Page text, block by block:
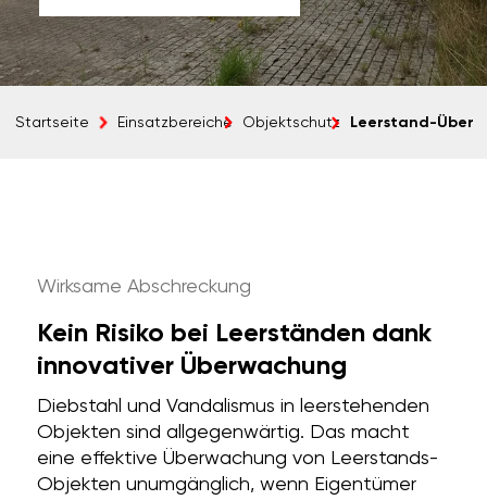
Startseite Einsatzbereiche Objektschutz Leerstand-
Wirksame Abschreckung
Kein Risiko bei Leerständen dank
innovativer Überwachung
Diebstahl und Vandalismus in leerstehenden
Objekten sind allgegenwärtig. Das macht
eine effektive Überwachung von Leerstands-
Objekten unumgänglich, wenn Eigentümer